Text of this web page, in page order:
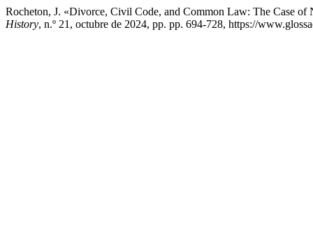
Rocheton, J. «Divorce, Civil Code, and Common Law: The Case of
History, n.º 21, octubre de 2024, pp. pp. 694-728, https://